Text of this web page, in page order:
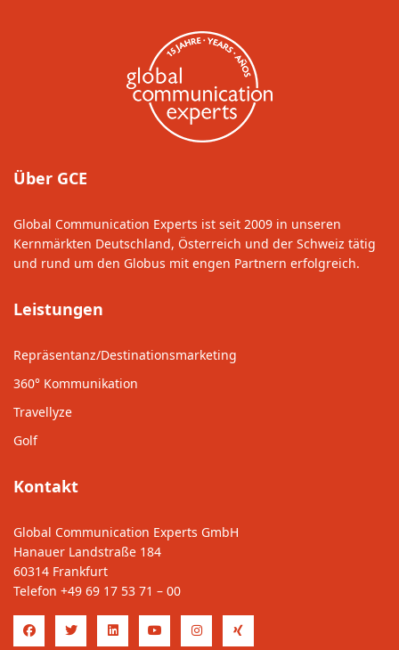
Über GCE
Global Communication Experts ist seit 2009 in unseren
Kernmärkten Deutschland, Österreich und der Schweiz tätig
und rund um den Globus mit engen Partnern erfolgreich.
Leistungen
Repräsentanz/Destinationsmarketing
360° Kommunikation
Travellyze
Golf
Kontakt
Global Communication Experts GmbH
Hanauer Landstraße 184
60314 Frankfurt
Telefon +49 69 17 53 71 – 00